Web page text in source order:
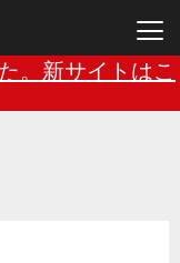
。新サイトはこ